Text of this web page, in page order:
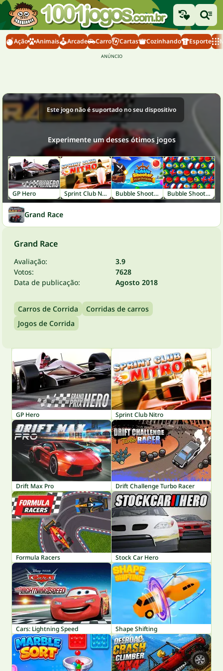
Ação Animais Arcade Carro Cartas Cozinhando Esporte
Este jogo não é suportado no seu dispositivo
Experimente um desses ótimos jogos
GP Hero Sprint Club Nitro Bubble Shooter: Pirate Treasures Bubble Shooter World Cup
Grand Race
Grand Race
Avaliação:
3.9
Votos:
7628
Data de publicação:
Agosto 2018
Carros de Corrida
Corridas de carros
Jogos de Corrida
GP Hero Sprint Club Nitro
Drift Max Pro Drift Challenge Turbo Racer
Formula Racers Stock Car Hero
Cars: Lightning Speed Shape Shifting